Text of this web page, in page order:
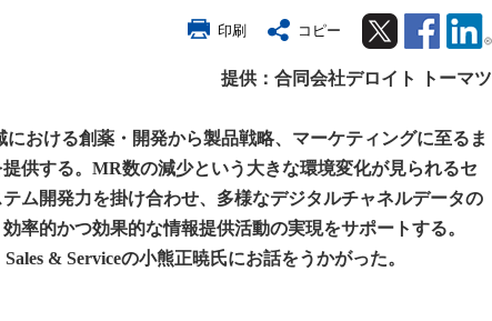
印刷 コピー Twitter Facebook
提供：合同会社デロイト トーマツ
おける創薬・開発から製品戦略、マーケティングに至るま
供する。MR数の減少という大きな環境変化が見られるセ
ム開発力を掛け合わせ、多様なデジタルチャネルデータの
率的かつ効果的な情報提供活動の実現をサポートする。
& Serviceの小熊正暁氏にお話をうかがった。